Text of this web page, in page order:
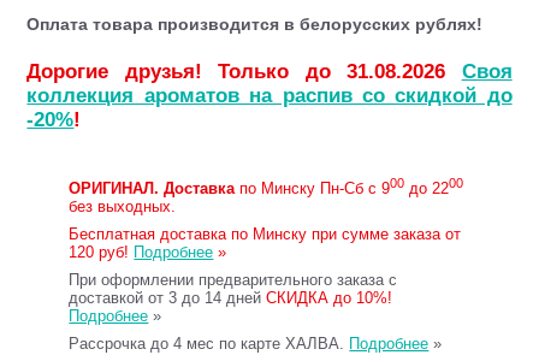
Оплата товара производится в белорусских рублях!
Дорогие друзья! Только до 31.08.2026 Своя
коллекция ароматов на распив со скидкой до
-20%!
ОРИГИНАЛ. Доставкапо Минску Пн-Сб с 900 до 2200
без выходных.
Бесплатная доставка по Минску при сумме заказа от
120 руб! Подробнее »
При оформлении предварительного заказа с
доставкой от 3 до 14 днейСКИДКА до 10%!
Подробнее »
Рассрочка до 4 мес по карте ХАЛВА. Подробнее »